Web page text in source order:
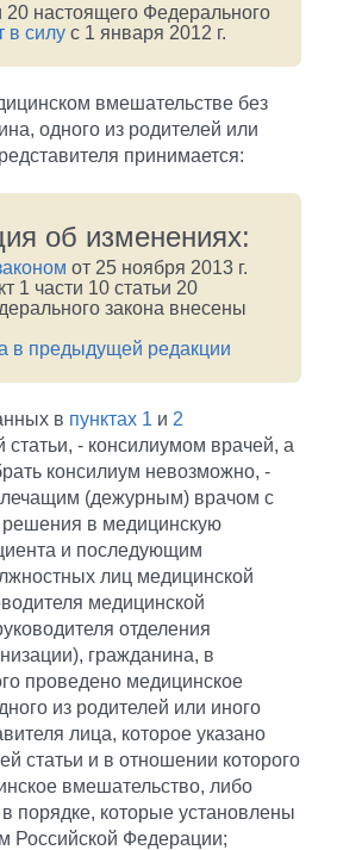
20 настоящего Федерального
в силу с 1 января 2012 г.
вмешательстве без
одного из родителей или
принимается:
об изменениях:
от 25 ноября 2013 г.
1 части 10 статьи 20
закона внесены
в предыдущей редакции
в пунктах 1 и 2
статьи, - консилиумом врачей, а
консилиум невозможно, -
лечащим (дежурным) врачом с
решения в медицинскую
и последующим
лиц медицинской
медицинской
отделения
гражданина, в
проведено медицинское
из родителей или иного
лица, которое указано
статьи и в отношении которого
вмешательство, либо
порядке, которые установлены
Российской Федерации;